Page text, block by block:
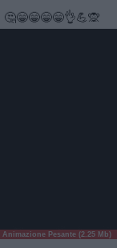
🤔😁😁😁😁👌💪🙊
Animazione Pesante (2.25 Mb)